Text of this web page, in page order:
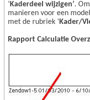
‘Kaderdeel wijzigen’.
manieren voor een
met de rubriek ‘Kader/
Rapport Calculatie